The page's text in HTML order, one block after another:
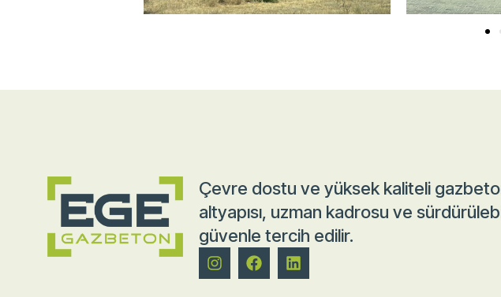
Çevre dostu ve yüksek kaliteli
altyapısı, uzman kadrosu ve
güvenle tercih edilir.